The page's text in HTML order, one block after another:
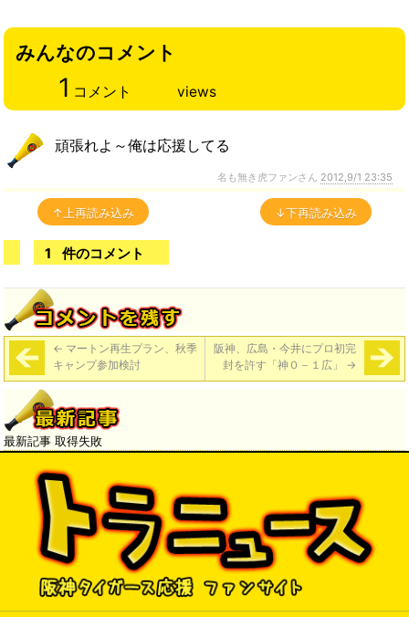
みんなのコメント
1 コメント views
頑張れよ～俺は応援してる
名も無き虎ファンさん 2012,9/1 23:35
↑上再読み込み ↓下再読み込み
1 件のコメント
← マートン再生プラン、秋季
キャンプ参加検討
阪神、広島・今井にプロ初完
封を許す「神０－１広」 →
最新記事 取得失敗